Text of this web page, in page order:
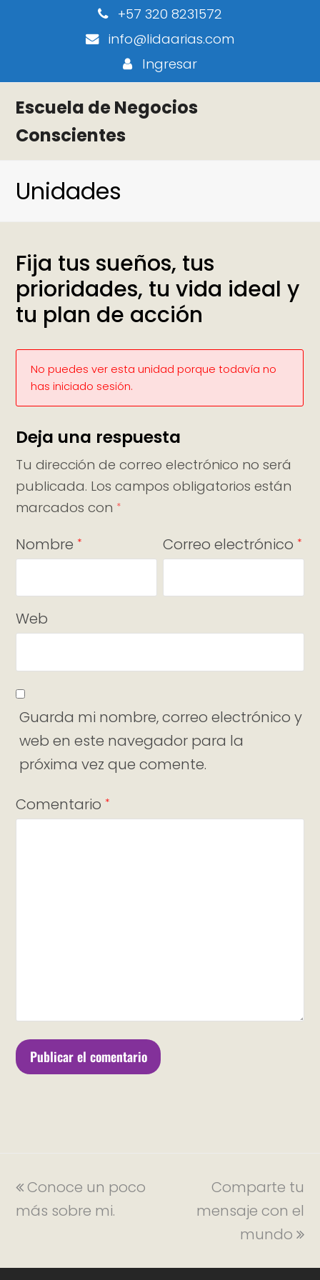
+57 320 8231572
info@lidaarias.com
Ingresar
Escuela de Negocios
Conscientes
Unidades
Fija tus sueños, tus
prioridades, tu vida ideal y
tu plan de acción
No puedes ver esta unidad porque todavía no
has iniciado sesión.
Deja una respuesta
Tu dirección de correo electrónico no será
publicada. Los campos obligatorios están
marcados con *
Nombre * Correo electrónico *
Web
Guarda mi nombre, correo electrónico y
web en este navegador para la
próxima vez que comente.
Comentario *
Conoce un poco
más sobre mi.
Comparte tu
mensaje con el
mundo